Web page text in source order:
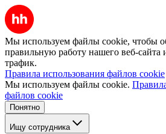
Мы используем файлы cookie, чтобы
правильную работу нашего веб-сайта
трафик.
Правила использования файлов cookie
Мы используем файлы cookie.
файлов cookie
Понятно
Ищу сотрудника